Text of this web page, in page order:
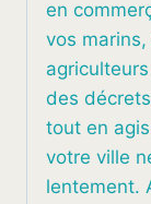
en
vos
des
tout en
votre ville
lentement.